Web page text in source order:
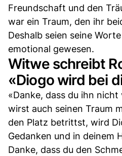
Freundschaft und den
war ein Traum, den ihr
Deshalb seien seine
emotional gewesen.
Witwe schreibt
«Diogo wird bei
«Danke, dass du ihn nicht
wirst auch seinen Traum
den Platz betrittst, wird
Gedanken und in deinem
Danke, dass du den